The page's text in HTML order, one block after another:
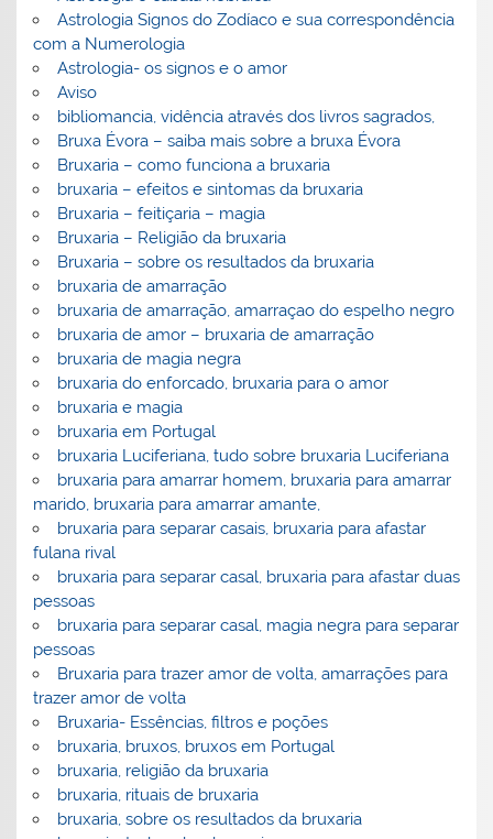
Astrologia Signos do Zodíaco e sua correspondência
com a Numerologia
Astrologia- os signos e o amor
Aviso
bibliomancia, vidência através dos livros sagrados,
Bruxa Évora – saiba mais sobre a bruxa Évora
Bruxaria – como funciona a bruxaria
bruxaria – efeitos e sintomas da bruxaria
Bruxaria – feitiçaria – magia
Bruxaria – Religião da bruxaria
Bruxaria – sobre os resultados da bruxaria
bruxaria de amarração
bruxaria de amarração, amarraçao do espelho negro
bruxaria de amor – bruxaria de amarração
bruxaria de magia negra
bruxaria do enforcado, bruxaria para o amor
bruxaria e magia
bruxaria em Portugal
bruxaria Luciferiana, tudo sobre bruxaria Luciferiana
bruxaria para amarrar homem, bruxaria para amarrar
marido, bruxaria para amarrar amante,
bruxaria para separar casais, bruxaria para afastar
fulana rival
bruxaria para separar casal, bruxaria para afastar duas
pessoas
bruxaria para separar casal, magia negra para separar
pessoas
Bruxaria para trazer amor de volta, amarrações para
trazer amor de volta
Bruxaria- Essências, filtros e poções
bruxaria, bruxos, bruxos em Portugal
bruxaria, religião da bruxaria
bruxaria, rituais de bruxaria
bruxaria, sobre os resultados da bruxaria